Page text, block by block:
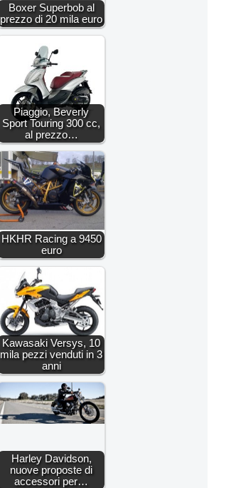
Boxer Superbob al
prezzo di 20 mila euro
Piaggio, Beverly
Sport Touring 300 cc,
al prezzo…
HKHR Racing a 9450
euro
Kawasaki Versys, 10
mila pezzi venduti in 3
anni
Harley Davidson,
nuove proposte di
accessori per…